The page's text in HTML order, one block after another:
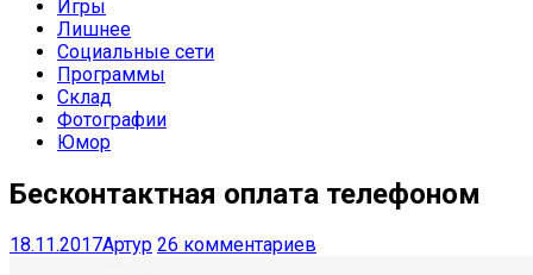
Игры
Лишнее
Социальные сети
Программы
Склад
Фотографии
Юмор
Бесконтактная оплата телефоном
18.11.2017Артур 26 комментариев